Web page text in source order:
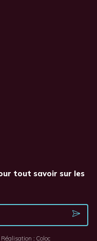
tout savoir sur les
: Coloc